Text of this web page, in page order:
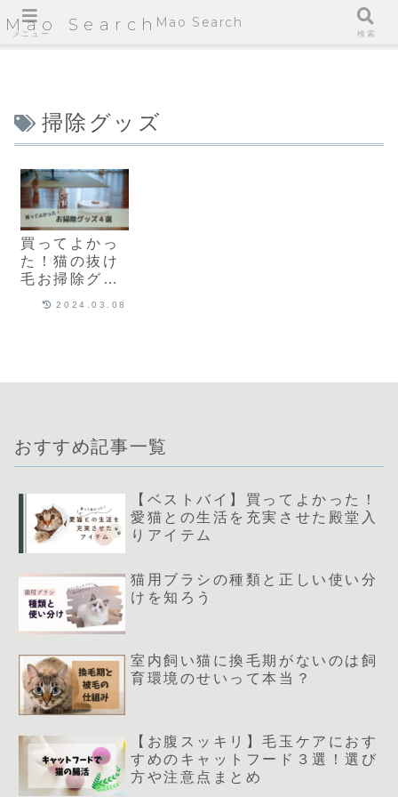
Mao Search
掃除グッズ
買ってよかっ
た！猫の抜け
毛お掃除グッ
2024.03.08
おすすめ記事一覧
【ベストバイ】買ってよかった！
愛猫との生活を充実させた殿堂入
りアイテム
猫用ブラシの種類と正しい使い分
けを知ろう
室内飼い猫に換毛期がないのは飼
育環境のせいって本当？
【お腹スッキリ】毛玉ケアにおす
すめのキャットフード３選！選び
方や注意点まとめ
メニュー
Mao Search
検索